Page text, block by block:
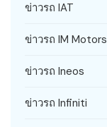
ข่าวรถ IAT
ข่าวรถ IM Motors
ข่าวรถ Ineos
ข่าวรถ Infiniti